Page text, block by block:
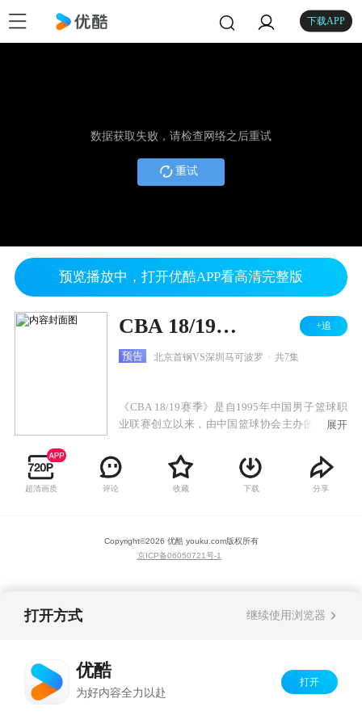
下载APP
数据获取失败，请检查网络之后重试
重试
预览播放中，打开优酷APP看高清完整版
CBA 18/19赛季 季后赛1/4决赛第4轮 北京首钢VS深圳马可波罗 +追
预告 北京首钢VS深圳马可波罗 共7集
《CBA 18/19赛季》是自1995年中国男子篮球职
业联赛创立以来，由中国篮球协会主办的第24届
等级的篮球联赛。本赛季常规赛根据上赛季最终
排名分为四个组，同组进行4循环制的比赛，不同
组进行双循环制的比赛。轮次共46轮，强度为1周
展开
超清画质 评论 收藏 下载 分享
Copyright©2026 优酷 youku.com版权所有
京ICP备06050721号-1
打开方式 继续使用浏览器
优酷
为好内容全力以赴
打开